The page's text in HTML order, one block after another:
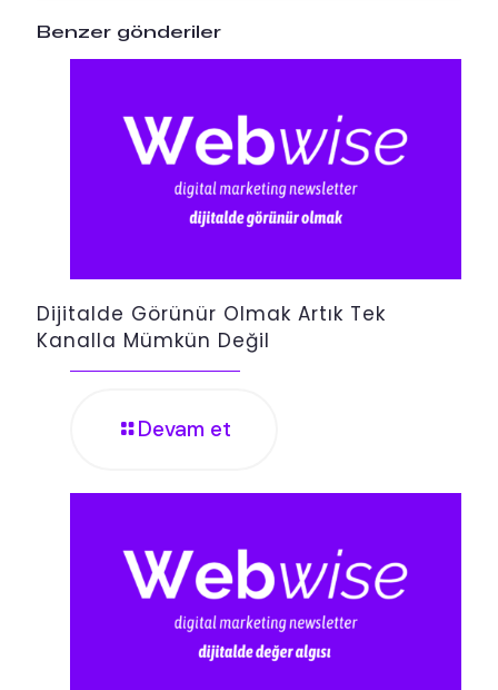
Benzer gönderiler
Dijitalde Görünür Olmak Artık Tek
Kanalla Mümkün Değil
Devam et